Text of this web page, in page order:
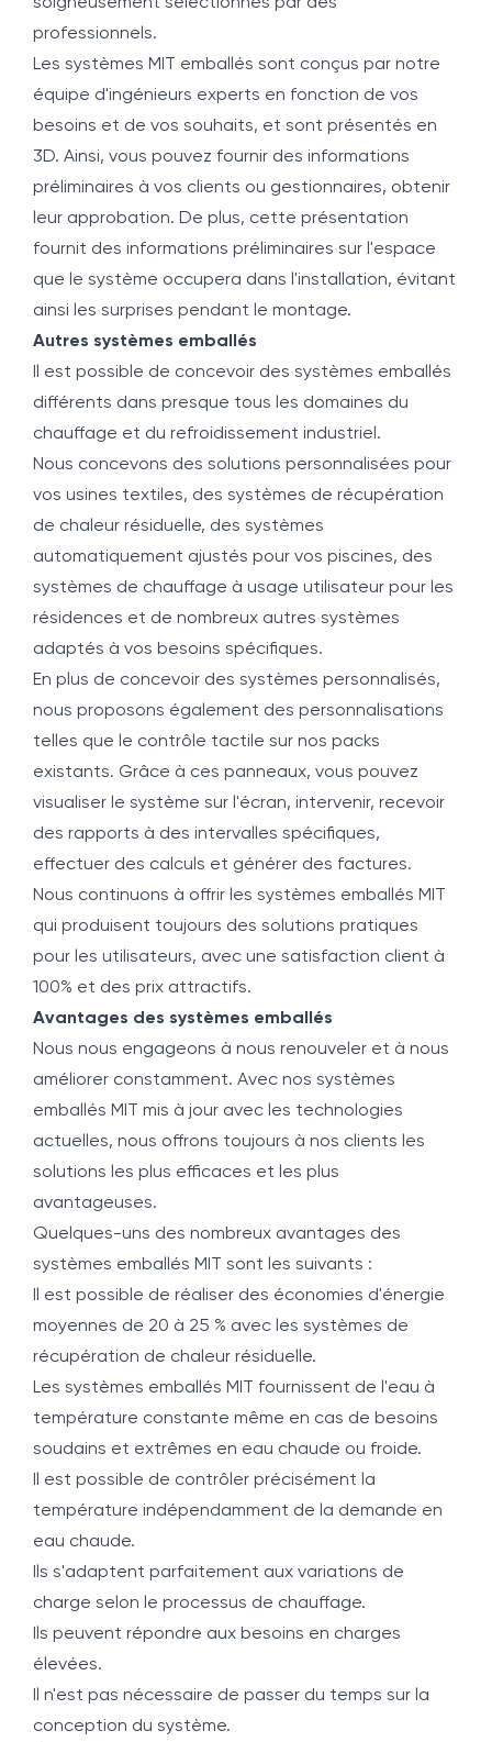
professionnels.
Les systèmes MIT emballés sont conçus par notre
équipe d'ingénieurs experts en fonction de vos
besoins et de vos souhaits, et sont présentés en
3D. Ainsi, vous pouvez fournir des informations
préliminaires à vos clients ou gestionnaires, obtenir
leur approbation. De plus, cette présentation
fournit des informations préliminaires sur l'espace
que le système occupera dans l'installation, évitant
ainsi les surprises pendant le montage.
Autres systèmes emballés
Il est possible de concevoir des systèmes emballés
différents dans presque tous les domaines du
chauffage et du refroidissement industriel.
Nous concevons des solutions personnalisées pour
vos usines textiles, des systèmes de récupération
de chaleur résiduelle, des systèmes
automatiquement ajustés pour vos piscines, des
systèmes de chauffage à usage utilisateur pour les
résidences et de nombreux autres systèmes
adaptés à vos besoins spécifiques.
En plus de concevoir des systèmes personnalisés,
nous proposons également des personnalisations
telles que le contrôle tactile sur nos packs
existants. Grâce à ces panneaux, vous pouvez
visualiser le système sur l'écran, intervenir, recevoir
des rapports à des intervalles spécifiques,
effectuer des calculs et générer des factures.
Nous continuons à offrir les systèmes emballés MIT
qui produisent toujours des solutions pratiques
pour les utilisateurs, avec une satisfaction client à
100% et des prix attractifs.
Avantages des systèmes emballés
Nous nous engageons à nous renouveler et à nous
améliorer constamment. Avec nos systèmes
emballés MIT mis à jour avec les technologies
actuelles, nous offrons toujours à nos clients les
solutions les plus efficaces et les plus
avantageuses.
Quelques-uns des nombreux avantages des
systèmes emballés MIT sont les suivants :
Il est possible de réaliser des économies d'énergie
moyennes de 20 à 25 % avec les systèmes de
récupération de chaleur résiduelle.
Les systèmes emballés MIT fournissent de l'eau à
température constante même en cas de besoins
soudains et extrêmes en eau chaude ou froide.
Il est possible de contrôler précisément la
température indépendamment de la demande en
eau chaude.
Ils s'adaptent parfaitement aux variations de
charge selon le processus de chauffage.
Ils peuvent répondre aux besoins en charges
élevées.
Il n'est pas nécessaire de passer du temps sur la
conception du système.